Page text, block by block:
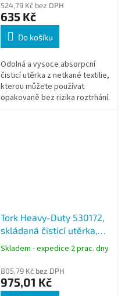
524,79 Kč bez DPH
635 Kč
Do košíku
Odolná a vysoce absorpcní
čisticí utěrka z netkané textilie,
kterou můžete používat
opakovaně bez rizika roztrhání.
Tork Heavy-Duty 530172,
skládaná čisticí utěrka,
W7
Skladem - expedice 2 prac. dny
805,79 Kč bez DPH
975,01 Kč